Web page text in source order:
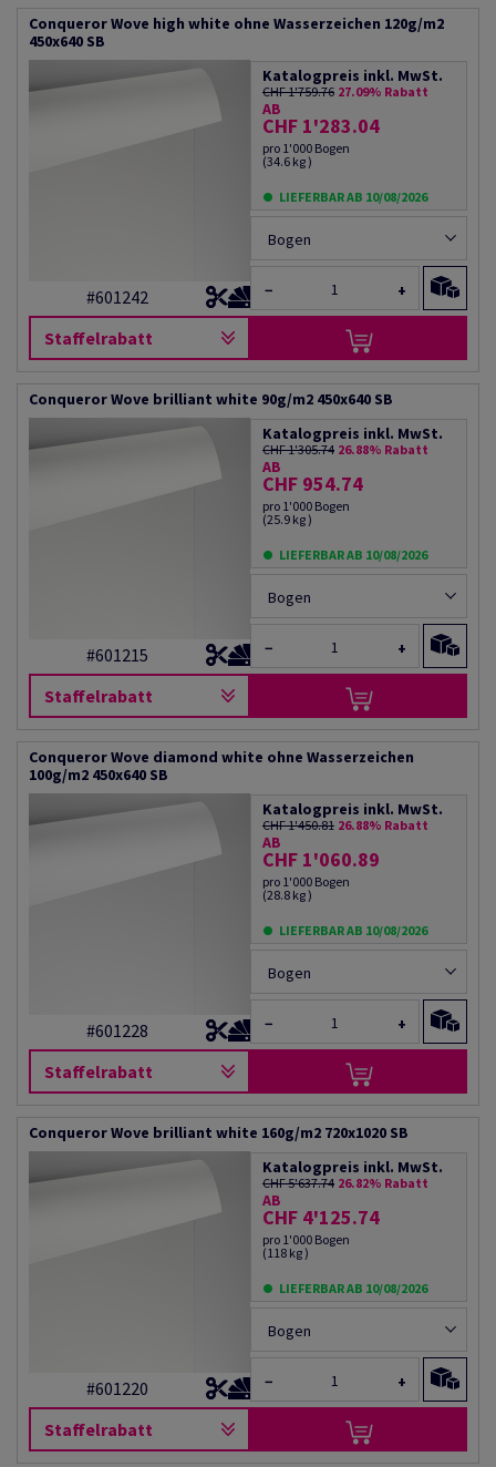
Conqueror Wove high white ohne Wasserzeichen 120g/m2
450x640 SB
#601242
Staffelrabatt
Katalogpreis inkl. MwSt.
CHF 1'759.76 27.09% Rabatt
AB
CHF 1'283.04
pro 1'000 Bogen
(34.6 kg )
LIEFERBAR AB 10/08/2026
Bogen
− +
Conqueror Wove brilliant white 90g/m2 450x640 SB
#601215
Staffelrabatt
Katalogpreis inkl. MwSt.
CHF 1'305.74 26.88% Rabatt
AB
CHF 954.74
pro 1'000 Bogen
(25.9 kg )
LIEFERBAR AB 10/08/2026
Bogen
− +
Conqueror Wove diamond white ohne Wasserzeichen
100g/m2 450x640 SB
#601228
Staffelrabatt
Katalogpreis inkl. MwSt.
CHF 1'450.81 26.88% Rabatt
AB
CHF 1'060.89
pro 1'000 Bogen
(28.8 kg )
LIEFERBAR AB 10/08/2026
Bogen
− +
Conqueror Wove brilliant white 160g/m2 720x1020 SB
#601220
Staffelrabatt
Katalogpreis inkl. MwSt.
CHF 5'637.74 26.82% Rabatt
AB
CHF 4'125.74
pro 1'000 Bogen
(118 kg )
LIEFERBAR AB 10/08/2026
Bogen
− +